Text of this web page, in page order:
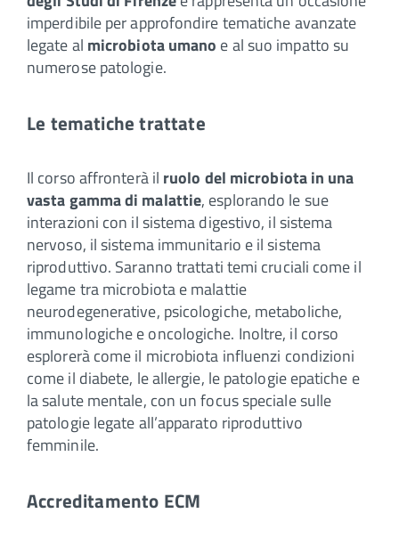
imperdibile per approfondire tematiche avanzate
legate al microbiota umano e al suo impatto su
numerose patologie.
Le tematiche trattate
Il corso affronterà il ruolo del microbiota in una
vasta gamma di malattie, esplorando le sue
interazioni con il sistema digestivo, il sistema
nervoso, il sistema immunitario e il sistema
riproduttivo. Saranno trattati temi cruciali come il
legame tra microbiota e malattie
neurodegenerative, psicologiche, metaboliche,
immunologiche e oncologiche. Inoltre, il corso
esplorerà come il microbiota influenzi condizioni
come il diabete, le allergie, le patologie epatiche e
la salute mentale, con un focus speciale sulle
patologie legate all’apparato riproduttivo
femminile.
Accreditamento ECM